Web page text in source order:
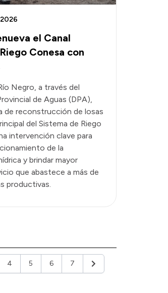
el Canal
Conesa con
Negro, a través del
de Aguas (DPA),
de reconstrucción de losas
del Sistema de Riego
intervención clave para
de la
y brindar mayor
que abastece a más de
productivas.
4 5 6 7 Siguiente